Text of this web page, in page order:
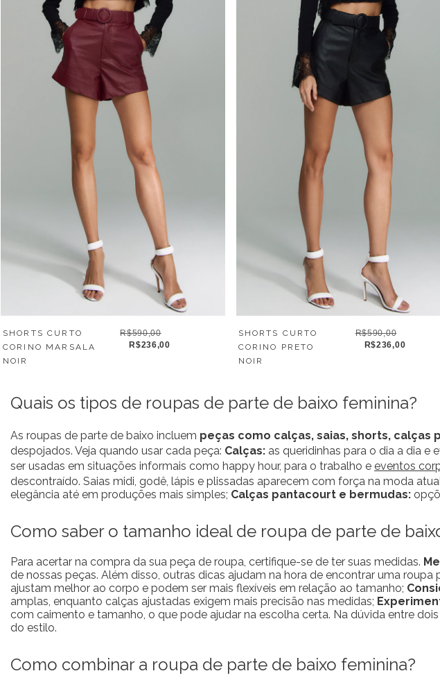
SHORTS CURTO
CORINO MARSALA
NOIR
R$590,00
R$236,00
SHORTS CURTO
CORINO PRETO
NOIR
R$590,00
R$236,00
Quais os tipos de roupas de parte de baixo feminina?
As roupas de parte de baixo incluem peças como calças, saias, shorts, calças
despojados. Veja quando usar cada peça: Calças: as queridinhas para o dia a dia e
ser usadas em situações informais como happy hour, para o trabalho e eventos
descontraído. Saias midi, godê, lápis e plissadas aparecem com força na moda
elegância até em produções mais simples; Calças pantacourt e bermudas:
Como saber o tamanho ideal de roupa de parte de
Para acertar na compra da sua peça de roupa, certifique-se de ter suas medidas.
de nossas peças. Além disso, outras dicas ajudam na hora de encontrar uma
ajustam melhor ao corpo e podem ser mais flexíveis em relação ao tamanho;
amplas, enquanto calças ajustadas exigem mais precisão nas medidas;
com caimento e tamanho, o que pode ajudar na escolha certa. Na dúvida entre
do estilo.
Como combinar a roupa de parte de baixo feminina?